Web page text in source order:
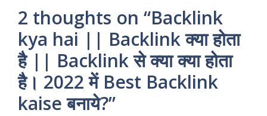
2 thoughts on “Backlink
kya hai || Backlink क्या होता
है || Backlink से क्या क्या होता
है। 2022 में Best Backlink
kaise बनाये?”